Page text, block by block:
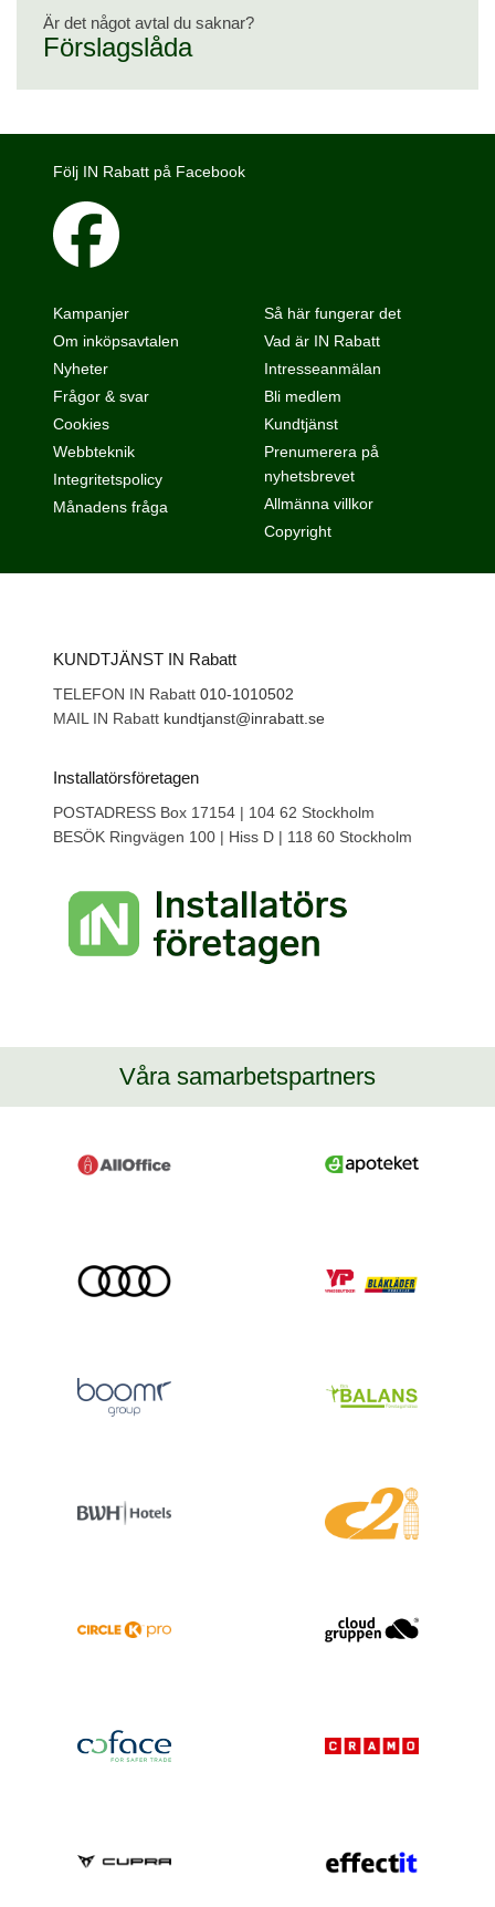
Är det något avtal du saknar?
Förslagslåda
Följ IN Rabatt på Facebook
Kampanjer
Om inköpsavtalen
Nyheter
Frågor & svar
Så här fungerar det
Vad är IN Rabatt
Intresseanmälan
Bli medlem
Cookies
Webbteknik
Integritetspolicy
Månadens fråga
Kundtjänst
Prenumerera på
nyhetsbrevet
Allmänna villkor
Copyright
KUNDTJÄNST IN Rabatt
TELEFON IN Rabatt 010-1010502
MAIL IN Rabatt kundtjanst@inrabatt.se
Installatörsföretagen
POSTADRESS Box 17154 | 104 62 Stockholm
BESÖK Ringvägen 100 | Hiss D | 118 60 Stockholm
Våra samarbetspartners